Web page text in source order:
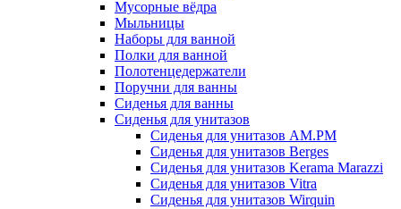
Мусорные вёдра
Мыльницы
Наборы для ванной
Полки для ванной
Полотенцедержатели
Поручни для ванны
Сиденья для ванны
Сиденья для унитазов
Сиденья для унитазов AM.PM
Сиденья для унитазов Berges
Сиденья для унитазов Kerama Marazzi
Сиденья для унитазов Vitra
Сиденья для унитазов Wirquin